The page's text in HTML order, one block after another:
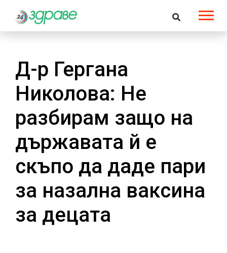
Д-р Гергана
Николова: Не
разбирам защо на
държавата й е
скъпо да даде пари
за назална ваксина
за децата